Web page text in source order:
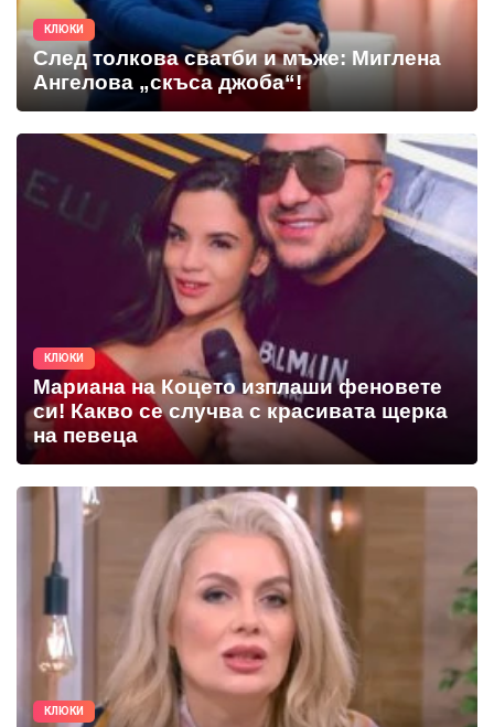
КЛЮКИ
След толкова сватби и мъже: Миглена
Ангелова „скъса джоба“!
КЛЮКИ
Мариана на Коцето изплаши феновете
си! Какво се случва с красивата щерка
на певеца
КЛЮКИ